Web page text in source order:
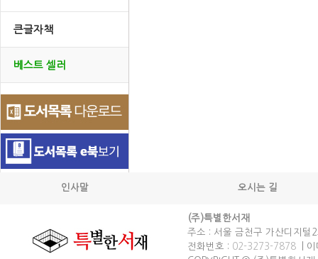
큰글자책
베스트 셀러
인사말 오시는 길
(주)특별한서재
주소 : 서울 금천구 가산디지
전화번호 : 02-3273-7878 | 이